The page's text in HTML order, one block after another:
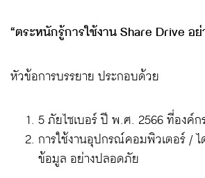
“ตระหนักรู้การใช้งาน Share Drive อ
หัวข้อการบรรยาย ประกอบด้วย
5 ภัยไซเบอร์ ปี พ.ศ. 2566 ที่องค์ก
การใช้งานอุปกรณ์คอมพิวเตอร์ /
ข้อมูล อย่างปลอดภัย